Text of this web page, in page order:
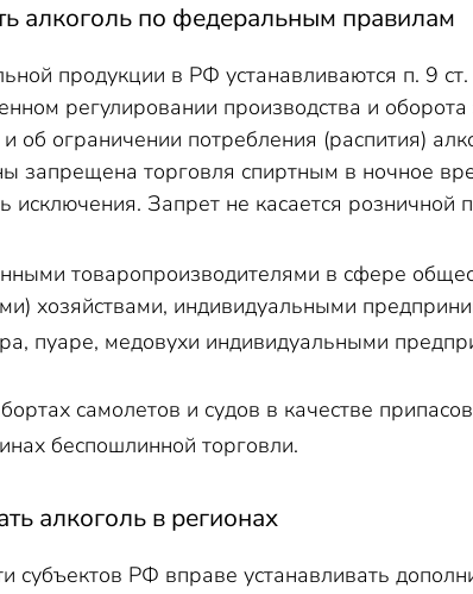
в остальных регионах: таблица
о времени продажи алкоголя
в России
алкоголь по федеральным правилам
продукции в РФ устанавливаются п. 9
регулировании производства и оборота
об ограничении потребления (распития)
запрещена торговля спиртным в ночное
исключения. Запрет не касается розничной
товаропроизводителями в сфере
хозяйствами, индивидуальными
пуаре, медовухи индивидуальными
самолетов и судов в качестве
беспошлинной торговли.
алкоголь в регионах
субъектов РФ вправе устанавливать